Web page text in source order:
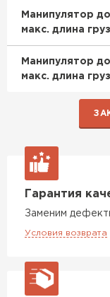
Манипулятор до
макс. длина
Манипулятор
макс. длина
Гарантия
Заменим
Условия возврата